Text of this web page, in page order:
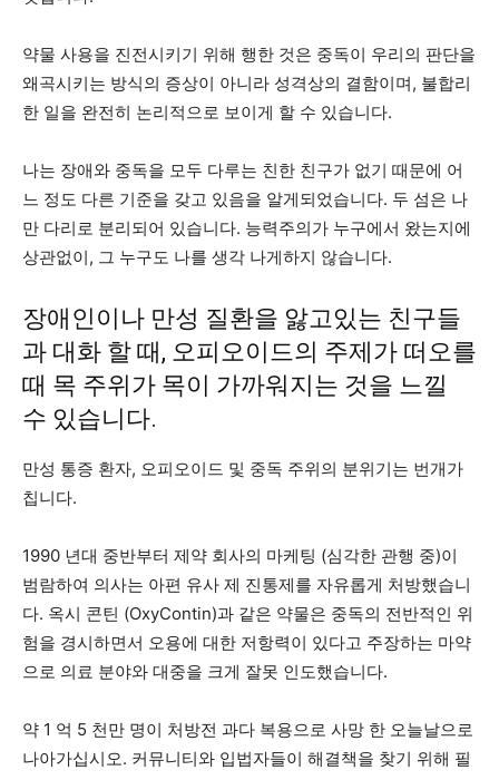
약물 사용을 진전시키기 위해 행한 것은 중독이 우리의 판단을
왜곡시키는 방식의 증상이 아니라 성격상의 결함이며, 불합리
한 일을 완전히 논리적으로 보이게 할 수 있습니다.
나는 장애와 중독을 모두 다루는 친한 친구가 없기 때문에 어
느 정도 다른 기준을 갖고 있음을 알게되었습니다. 두 섬은 나
만 다리로 분리되어 있습니다. 능력주의가 누구에서 왔는지에
상관없이, 그 누구도 나를 생각 나게하지 않습니다.
장애인이나 만성 질환을 앓고있는 친구들
과 대화 할 때, 오피오이드의 주제가 떠오를
때 목 주위가 목이 가까워지는 것을 느낄
수 있습니다.
만성 통증 환자, 오피오이드 및 중독 주위의 분위기는 번개가
칩니다.
1990 년대 중반부터 제약 회사의 마케팅 (심각한 관행 중)이
범람하여 의사는 아편 유사 제 진통제를 자유롭게 처방했습니
다. 옥시 콘틴 (OxyContin)과 같은 약물은 중독의 전반적인 위
험을 경시하면서 오용에 대한 저항력이 있다고 주장하는 마약
으로 의료 분야와 대중을 크게 잘못 인도했습니다.
약 1 억 5 천만 명이 처방전 과다 복용으로 사망 한 오늘날으로
나아가십시오. 커뮤니티와 입법자들이 해결책을 찾기 위해 필